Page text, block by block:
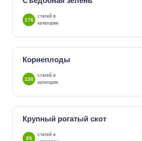
176
статей в
категории
Корнеплоды
130
статей в
категории
Крупный рогатый скот
85
статей в